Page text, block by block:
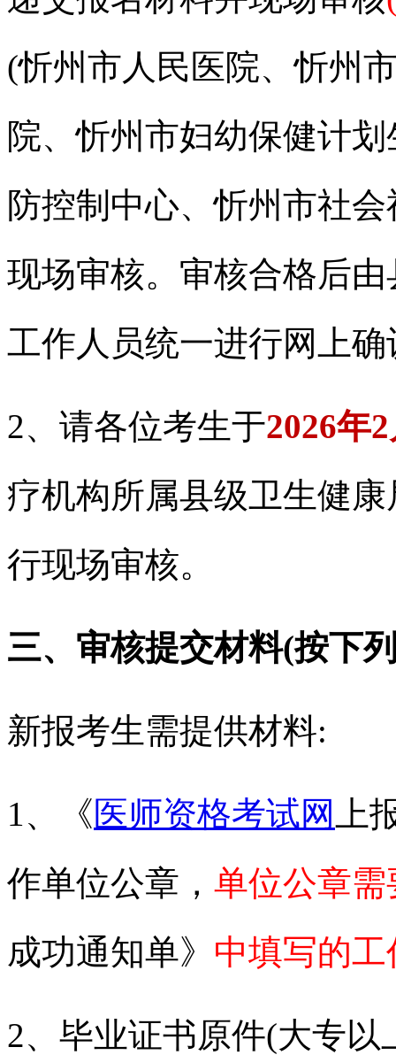
(忻州市人民医院、忻州
院、忻州市妇幼保健计
防控制中心、忻州市社
现场审核。审核合格后
工作人员统一进行网上确
2、请各位考生于2026年
疗机构所属县级卫生健
行现场审核。
三、审核提交材料(按下
新报考生需提供材料:
1、《医师资格考试网
上
作单位公章 ， 单位公章需
成功通知单》 中填写的
2、毕业证书原件(大专